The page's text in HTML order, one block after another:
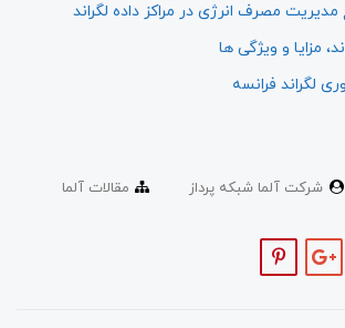
مدیریت مصرف انرژی در مراکز داده لگراند
مزایا و ویژگی ها
لگراند فرانسه
شرکت آلما شبکه پرداز مقالات آلما